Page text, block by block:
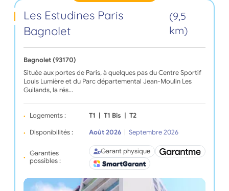
Les Estudines Paris
Bagnolet
(9,5
km)
Bagnolet (93170)
Située aux portes de Paris, à quelques pas du Centre Sportif
Louis Lumière et du Parc départemental Jean-Moulin Les
Guilands, la rés…
Logements : T1 T1 Bis T2
Disponibilités : Août 2026 Septembre 2026
Garanties
possibles :
Garant physique